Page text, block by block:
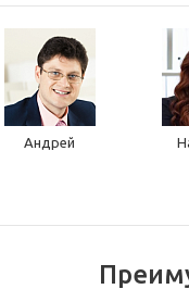
Андрей